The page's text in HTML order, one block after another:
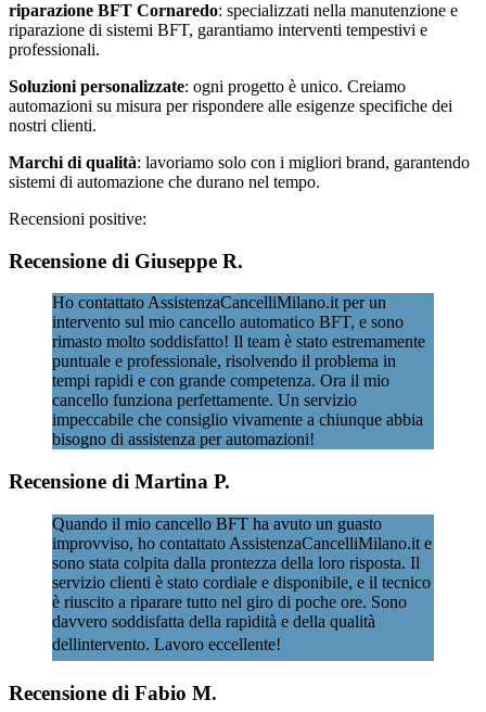
riparazione BFT Cornaredo: specializzati nella manutenzione e
riparazione di sistemi BFT, garantiamo interventi tempestivi e
professionali.
Soluzioni personalizzate: ogni progetto è unico. Creiamo
automazioni su misura per rispondere alle esigenze specifiche dei
nostri clienti.
Marchi di qualità: lavoriamo solo con i migliori brand, garantendo
sistemi di automazione che durano nel tempo.
Recensioni positive:
Recensione di Giuseppe R.
Ho contattato AssistenzaCancelliMilano.it per un
intervento sul mio cancello automatico BFT, e sono
rimasto molto soddisfatto! Il team è stato estremamente
puntuale e professionale, risolvendo il problema in
tempi rapidi e con grande competenza. Ora il mio
cancello funziona perfettamente. Un servizio
impeccabile che consiglio vivamente a chiunque abbia
bisogno di assistenza per automazioni!
Recensione di Martina P.
Quando il mio cancello BFT ha avuto un guasto
improvviso, ho contattato AssistenzaCancelliMilano.it e
sono stata colpita dalla prontezza della loro risposta. Il
servizio clienti è stato cordiale e disponibile, e il tecnico
è riuscito a riparare tutto nel giro di poche ore. Sono
davvero soddisfatta della rapidità e della qualità
dellintervento. Lavoro eccellente!
Recensione di Fabio M.